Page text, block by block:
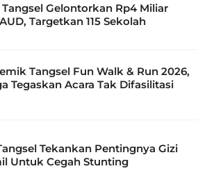
Gelontorkan Rp4 Miliar
Targetkan 115 Sekolah
Tangsel Fun Walk & Run 2026,
Tegaskan Acara Tak Difasilitasi
Tekankan Pentingnya Gizi
Untuk Cegah Stunting